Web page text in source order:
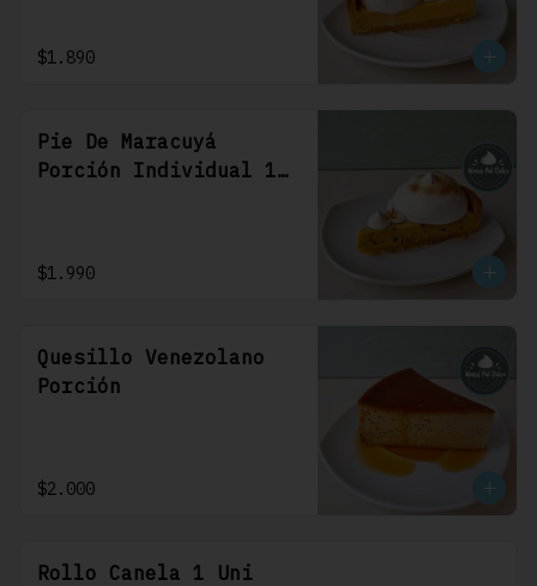
$1.890
Pie De Maracuyá
Porción Individual 1
$1.990
Quesillo Venezolano
Porción
$2.000
Rollo Canela 1 Uni